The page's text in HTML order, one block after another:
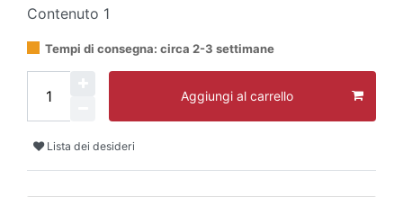
Contenuto 1
Tempi di consegna: circa 2-3 settimane
Aggiungi al carrello
Lista dei desideri